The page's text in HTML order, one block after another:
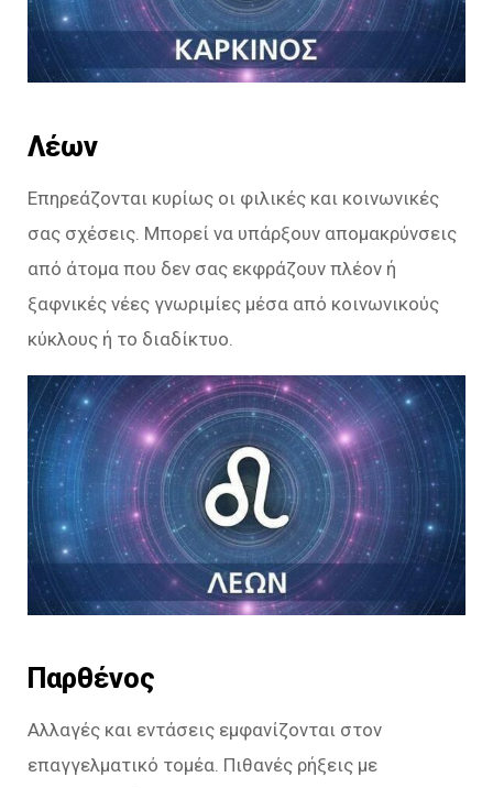
Λέων
Επηρεάζονται κυρίως οι φιλικές και κοινωνικές
σας σχέσεις. Μπορεί να υπάρξουν απομακρύνσεις
από άτομα που δεν σας εκφράζουν πλέον ή
ξαφνικές νέες γνωριμίες μέσα από κοινωνικούς
κύκλους ή το διαδίκτυο.
Παρθένος
Αλλαγές και εντάσεις εμφανίζονται στον
επαγγελματικό τομέα. Πιθανές ρήξεις με